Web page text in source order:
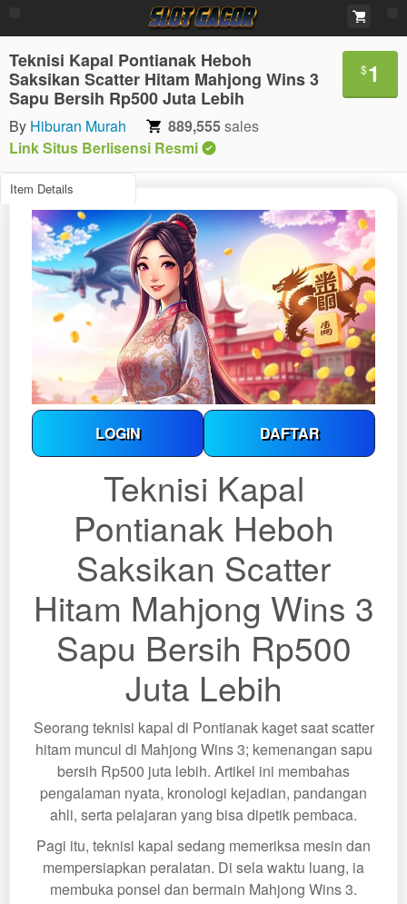
Teknisi Kapal Pontianak Heboh
Saksikan Scatter Hitam Mahjong Wins 3
Sapu Bersih Rp500 Juta Lebih
$1
By Hiburan Murah 889,555sales
Link Situs Berlisensi Resmi
Item Details
LOGIN DAFTAR
Teknisi Kapal
Pontianak Heboh
Saksikan Scatter
Hitam Mahjong Wins 3
Sapu Bersih Rp500
Juta Lebih
Seorang teknisi kapal di Pontianak kaget saat scatter
hitam muncul di Mahjong Wins 3; kemenangan sapu
bersih Rp500 juta lebih. Artikel ini membahas
pengalaman nyata, kronologi kejadian, pandangan
ahli, serta pelajaran yang bisa dipetik pembaca.
Pagi itu, teknisi kapal sedang memeriksa mesin dan
mempersiapkan peralatan. Di sela waktu luang, ia
membuka ponsel dan bermain Mahjong Wins 3.